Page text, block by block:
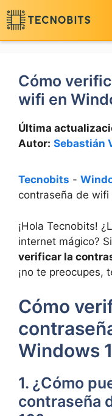
Saltar
al
contenido
Cómo
wifi en
Última
Autor: Sebastián
Tecnobits -
contraseña de wifi
¡Hola Tecnobits!
internet mágico?
verificar la
¡no te preocupes,
Cómo
Windows
1. ¿Cómo
contraseña